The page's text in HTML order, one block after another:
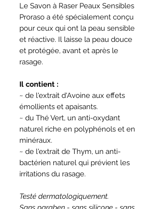
Le Savon à Raser Peaux Sensibles
Proraso a été spécialement conçu
pour ceux qui ont la peau sensible
et réactive. Il laisse la peau douce
et protégée, avant et après le
rasage.
Il contient :
~ de l'extrait d'Avoine aux effets
émollients et apaisants.
~ du Thé Vert, un anti-oxydant
naturel riche en polyphénols et en
minéraux.
~ de l'extrait de Thym, un anti-
bactérien naturel qui prévient les
irritations du rasage.
Testé dermatologiquement.